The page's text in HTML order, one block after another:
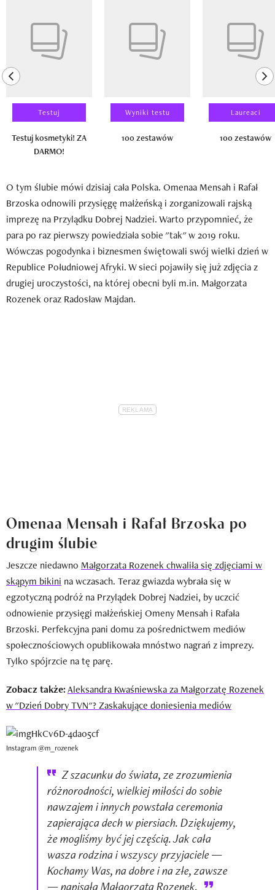
previous element
Testuj
Testuj kosmetyki! ZA
DARMO!
Wyniki testu
100 zestawów
Laureaci
100 zestawów
O tym ślubie mówi dzisiaj cała Polska. Omenaa Mensah i Rafał
Brzoska odnowili przysięgę małżeńską i zorganizowali rajską
imprezę na Przylądku Dobrej Nadziei. Warto przypomnieć, że
para po raz pierwszy powiedziała sobie "tak" w 2019 roku.
Wówczas pogodynka i biznesmen świętowali swój wielki dzień w
Republice Południowej Afryki. W sieci pojawiły się już zdjęcia z
drugiej uroczystości, na której obecni byli m.in. Małgorzata
Rozenek oraz Radosław Majdan.
Omenaa Mensah i Rafał Brzoska po
drugim ślubie
Jeszcze niedawno Małgorzata Rozenek chwaliła się zdjęciami w
skąpym bikini na wczasach. Teraz gwiazda wybrała się w
egzotyczną podróż na Przylądek Dobrej Nadziei, by uczcić
odnowienie przysięgi małżeńskiej Omeny Mensah i Rafała
Brzoski. Perfekcyjna pani domu za pośrednictwem mediów
społecznościowych opublikowała mnóstwo nagrań z imprezy.
Tylko spójrzcie na tę parę.
Zobacz także:Aleksandra Kwaśniewska za Małgorzatę Rozenek
w "Dzień Dobry TVN"? Zaskakujące doniesienia mediów
Instagram @m_rozenek
Z szacunku do świata, ze zrozumienia
różnorodności, wielkiej miłości do sobie
nawzajem i innych powstała ceremonia
zapierająca dech w piersiach. Dziękujemy,
że mogliśmy być jej częścią. Jak cała
wasza rodzina i wszyscy przyjaciele —
Kochamy Was, na dobre i na złe, zawsze
— napisała Małgorzata Rozenek.